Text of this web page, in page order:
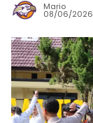
Mario
08/06/2026